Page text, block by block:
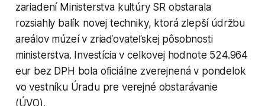
zariadení Ministerstva kultúry SR obstarala
rozsiahly balík novej techniky, ktorá zlepší údržbu
areálov múzeí v zriaďovateľskej pôsobnosti
ministerstva. Investícia v celkovej hodnote 524.964
eur bez DPH bola oficiálne zverejnená v pondelok
vo vestníku Úradu pre verejné obstarávanie
(ÚVO).